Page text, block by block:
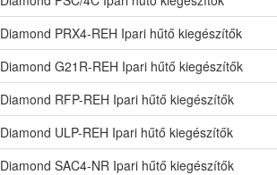
Diamond PRX4-REH Ipari hűtő kiegészítők
Diamond G21R-REH Ipari hűtő kiegészítők
Diamond RFP-REH Ipari hűtő kiegészítők
Diamond ULP-REH Ipari hűtő kiegészítők
Diamond SAC4-NR Ipari hűtő kiegészítők